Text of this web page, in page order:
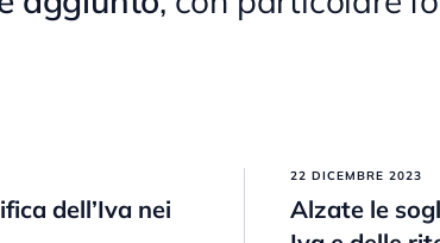
dell’Iva nei
22 DICEMBRE 2023
Alzate le